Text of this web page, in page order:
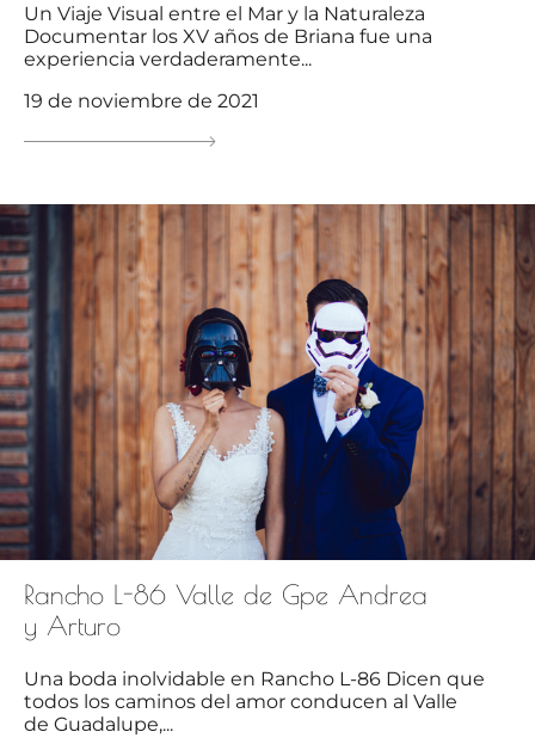
Un Viaje Visual entre el Mar y la Naturaleza
Documentar los XV años de Briana fue una
experiencia verdaderamente...
19 de noviembre de 2021
Rancho L-86 Valle de Gpe Andrea
y Arturo
Una boda inolvidable en Rancho L-86 Dicen que
todos los caminos del amor conducen al Valle
de Guadalupe,...